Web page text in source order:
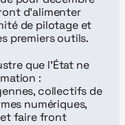
d’alimenter
de pilotage et
premiers outils.
que l’État ne
:
collectifs de
numériques,
faire front